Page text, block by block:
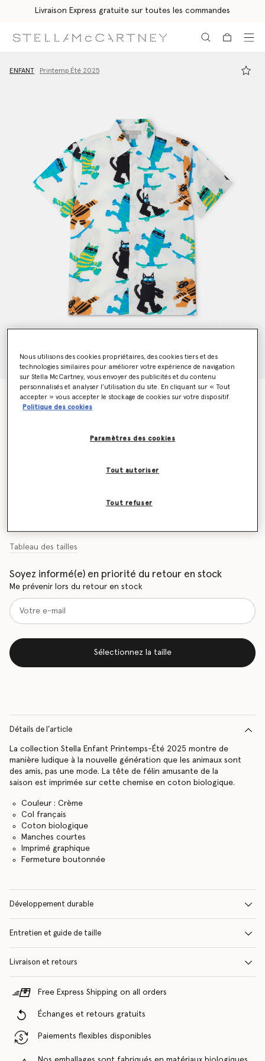
Livraison Express gratuite sur toutes les commandes
ENFANT Printemp Été 2025
Chemise a manches courtes avec imprime chats
Prix réduit à partir de
€105.00jusqu’à
€63.00
Tableau des tailles
Soyez informé(e) en priorité du retour en stock
Me prévenir lors du retour en stock
Sélectionnez la taille
Détails de l’article
La collection Stella Enfant Printemps-Été 2025 montre de
manière ludique à la nouvelle génération que les animaux sont
des amis, pas une mode. La tête de félin amusante de la
saison est imprimée sur cette chemise en coton biologique.
Couleur : Crème
Col français
Coton biologique
Manches courtes
Imprimé graphique
Fermeture boutonnée
Développement durable
Entretien et guide de taille
Livraison et retours
Free Express Shipping on all orders
Échanges et retours gratuits
Paiements flexibles disponibles
Nous utilisons des cookies propriétaires, des cookies tiers et des
technologies similaires pour améliorer votre expérience de navigation
sur Stella McCartney, vous envoyer des publicités et du contenu
personnalisés et analyser l’utilisation du site. En cliquant sur « Tout
accepter » vous accepter le stockage de cookies sur votre dispositif.
Politique des cookies
Paramètres des cookies
Tout refuser
Tout autoriser